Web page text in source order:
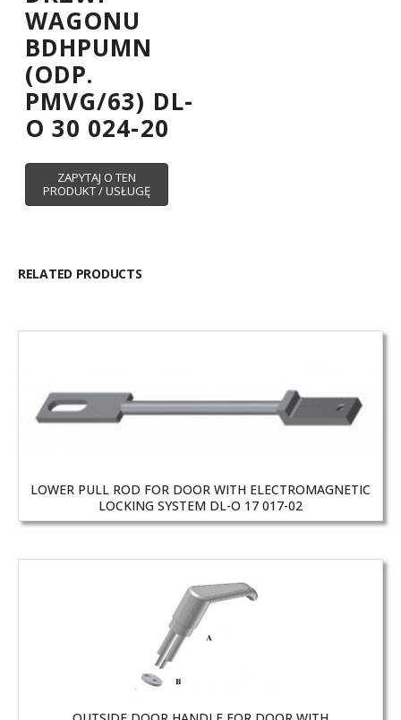
WAGONU
BDHPUMN
(ODP.
PMVG/63) DL-
O 30 024-20
RELATED PRODUCTS
LOWER PULL ROD FOR DOOR WITH ELECTROMAGNETIC
LOCKING SYSTEM DL-O 17 017-02